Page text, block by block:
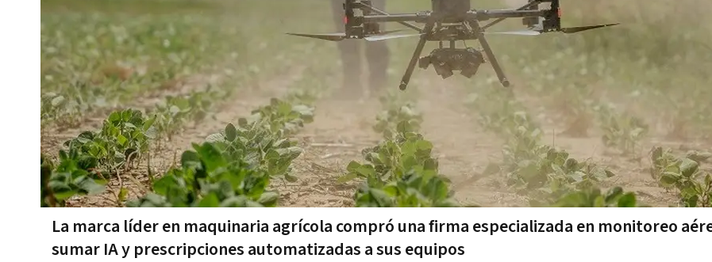
La marca líder en maquinaria agrícola compró una firma especializada en monitoreo
sumar IA y prescripciones automatizadas a sus equipos